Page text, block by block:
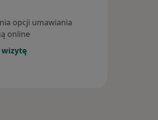
opcji umawiania
online
wizytę